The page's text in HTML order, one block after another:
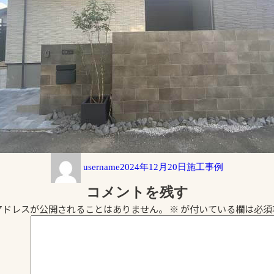
稿
者
username
稿
日:
2024年12月20日
テ
ゴ
ー
施工事例
コメントを残す
レスが公開されることはありません。 ※ が付いている欄は必